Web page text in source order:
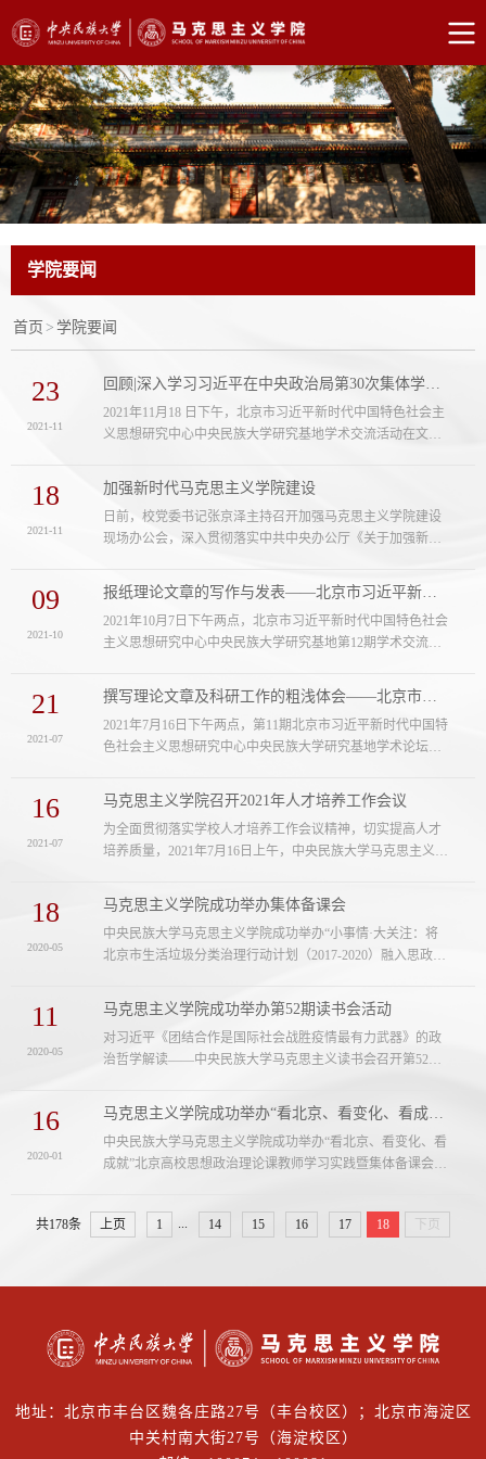
学院要闻
首页 > 学院要闻
23
2021-11
回顾|深入学习习近平在中央政治局第30次集体学习时的重要讲话精神，提升研究阐释水...
2021年11月18 日下午，北京市习近平新时代中国特色社会主
义思想研究中心中央民族大学研究基地学术交流活动在文华
设，提升研究阐释水平进行学术交流，中央民族大学党委副
书记、民大基地主任邹吉忠教授做专题报告。会议由新闻与
传播学院院长赵丽芳教授主持，马克思主义学院院长、民大
基地常务副主任孙英教授作总结发言。来自马克思主义学
18
2021-11
加强新时代马克思主义学院建设
日前，校党委书记张京泽主持召开加强马克思主义学院建设
现场办公会，深入贯彻落实中共中央办公厅《关于加强新时
义学院建设作出安排部署。党委副书记、校长郭广生，党委
副书记邹吉忠出席会议。张京泽指出，中共中央办公厅印发
《关于加强新时代马克思主义学院建设的意见》是以习近平
同志为核心的党中央在新时代加强马克思主义理论建设，推
09
2021-10
报纸理论文章的写作与发表——北京市习近平新时代中国特色社会主义思想研究中心中...
2021年10月7日下午两点，北京市习近平新时代中国特色社会
主义思想研究中心中央民族大学研究基地第12期学术交流在
主任邹吉忠讲话，复旦大学中国研究院副研究员、观传媒体
公共事业部总监刘典作主旨报告，人民日报社《中国城市
报》记者胡安华、张永超，法学院副院长宋玲及教师邵六
益、王帅做了交流发言。马克思主义学院院长、基地常务副
21
2021-07
撰写理论文章及科研工作的粗浅体会——北京市习近平新时代中国特色社会主义思想研...
2021年7月16日下午两点，第11期北京市习近平新时代中国特
色社会主义思想研究中心中央民族大学研究基地学术论坛在
克思主义学院副院长邵士庆教授主持，中央民族大学马克思
主义学院王金磊教授作主旨报告，学校党委副书记、基地主
任邹吉忠及吴本健、王云芳、李晶、师英杰等基地研究人员
参加本次论坛。 马克思主义学院副院长邵士庆教授主持在论
16
2021-07
马克思主义学院召开2021年人才培养工作会议
为全面贯彻落实学校人才培养工作会议精神，切实提高人才
培养质量，2021年7月16日上午，中央民族大学马克思主义学
党委副书记邹吉忠，教务处副处长李琳，研究生院副院长唐
莉，学生处副处长陈钧，校办副主任、校人才培养工作会联
络员冯慧想出席会议，马克思主义学院全体教职工以及学生
代表参加会议。会议由马克思主义学院院长、党总支书记孙
18
2020-05
马克思主义学院成功举办集体备课会
中央民族大学马克思主义学院成功举办“小事情·大关注：将
北京市生活垃圾分类治理行动计划（2017-2020）融入思政课
习《习近平对垃圾分类工作作出重要指示》（2019年6月），
贯彻落实《北京市生活垃圾分类治理行动计划（2017-
2020）》，结合日常教学推动“垃圾分类”等生动实践融入到
备课和教学活动中，2020年5月17日下午中央民族大学马克思
11
2020-05
马克思主义学院成功举办第52期读书会活动
对习近平《团结合作是国际社会战胜疫情最有力武器》的政
治哲学解读——中央民族大学马克思主义读书会召开第52次
典著作研究会）第52次研讨会以网络形式举行。中共北京市
委教育工作委员会宣教处副处长安晶晶、“当代中国马克思主
义读书活动”共建单位北京互联网金融安全示范产业园党委书
记张锋、中央民族大学马克思主义学院副院长邵士庆出席活
16
2020-01
马克思主义学院成功举办“看北京、看变化、看成就”北京高校思想政治理论 课教师学...
中央民族大学马克思主义学院成功举办“看北京、看变化、看
成就”北京高校思想政治理论​课教师学习实践暨集体备课会为
建设，培养思政课教师六种素养，2020年1月9至10日，在北
共178条 上页 1 14 15 16 17 18 下页
地址：北京市丰台区魏各庄路27号（丰台校区）；北京市海淀区
中关村南大街27号（海淀校区）